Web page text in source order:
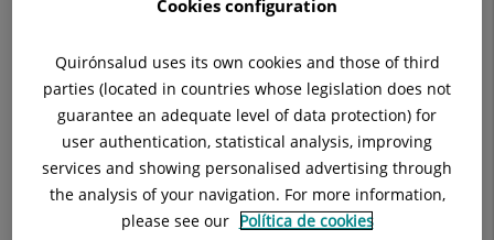
Enviar
a
Twitter
Compartir
en
Facebook
Compartir
en
Linkedin
Cookies configuration
Quirónsalud uses its own cookies and those of third
parties (located in countries whose legislation does not
guarantee an adequate level of data protection) for
user authentication, statistical analysis, improving
services and showing personalised advertising through
the analysis of your navigation. For more information,
please see our Política de cookies